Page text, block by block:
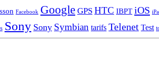
Facebook Google GPS HTC IBPT iOS
Sony Sony Symbian tarifs Telenet Test